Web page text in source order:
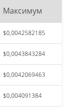
Максимум
$0,0042582185
$0,0043843284
$0,0042069463
$0,004091384